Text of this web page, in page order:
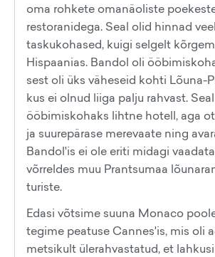
oma rohkete omanäoliste
restoranidega. Seal olid hinnad
taskukohased, kuigi selgelt
Hispaanias. Bandol oli
sest oli üks väheseid kohti Lõuna-
kus ei olnud liiga palju rahvast.
ööbimiskohaks lihtne hotell, aga
ja suurepärase merevaate ning
Bandol'is ei ole eriti midagi
võrreldes muu Prantsumaa
turiste.
Edasi võtsime suuna Monaco
tegime peatuse Cannes'is, mis oli
metsikult ülerahvastatud, et